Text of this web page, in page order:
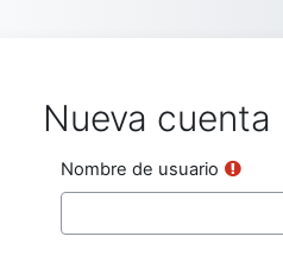
Nueva cuenta
Nombre de usuario